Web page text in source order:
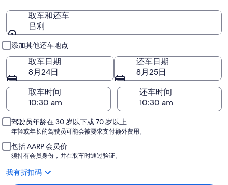
取车和还车
吕利
取车和还车
添加其他还车地点
取车日期
8月24日
还车日期
8月25日
取车时间
还车时间
驾驶员年龄在 30 岁以下或 70 岁以上
年轻或年长的驾驶员可能会被要求支付额外费用。
包括 AARP 会员价
须持有会员身份，并在取车时通过验证。
我有折扣码